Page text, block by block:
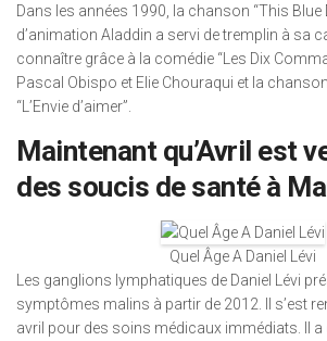
Dans les années 1990, la chanson “This Blue
d’animation Aladdin a servi de tremplin à sa
connaître grâce à la comédie “Les Dix
Pascal Obispo et Elie Chouraqui et la
“L’Envie d’aimer”.
Maintenant qu’Avril est
des soucis de santé à
Quel Âge A Daniel Lévi
Les ganglions lymphatiques de Daniel Lévi
symptômes malins à partir de 2012. Il s’est
avril pour des soins médicaux immédiats. Il a